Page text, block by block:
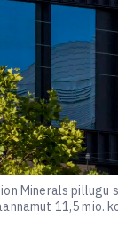
Minerals pillugu
11,5 mio.